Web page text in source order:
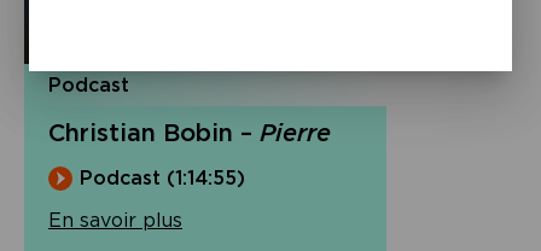
Podcast
Christian Bobin – Pierre
Podcast (1:14:55)
En savoir plus